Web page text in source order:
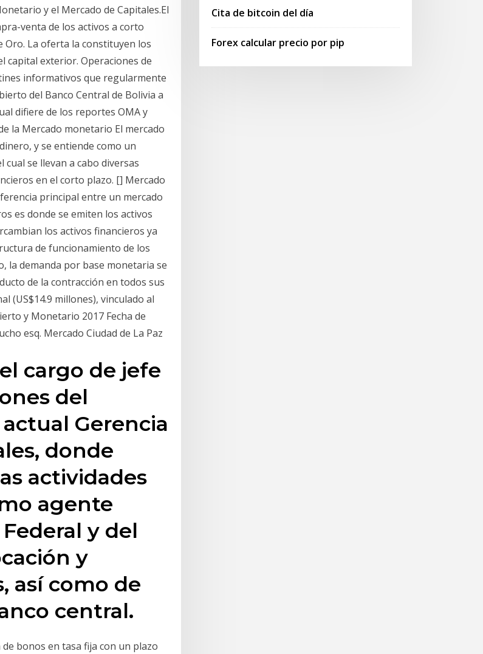
y el Mercado de Capitales.El
venta de los activos a corto
Oro. La oferta la constituyen los
capital exterior. Operaciones de
informativos que regularmente
del Banco Central de Bolivia a
difiere de los reportes OMA y
la Mercado monetario El mercado
y se entiende como un
se llevan a cabo diversas
en el corto plazo. [] Mercado
principal entre un mercado
es donde se emiten los activos
los activos financieros ya
de funcionamiento de los
la demanda por base monetaria se
de la contracción en todos sus
(US$14.9 millones), vinculado al
y Monetario 2017 Fecha de
esq. Mercado Ciudad de La Paz
cargo de jefe
del
Gerencia
donde
actividades
agente
y del
y
así como de
central.
bonos en tasa fija con un plazo
Cita de bitcoin del día
Forex calcular precio por pip